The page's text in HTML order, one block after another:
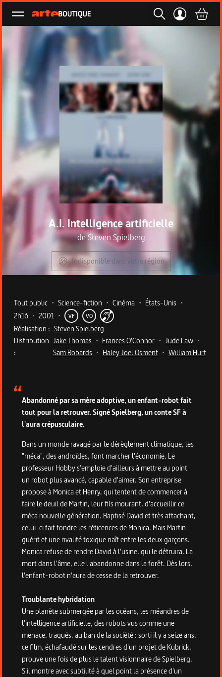
Ouvrir le menu
A.I. Intelligence artificielle
deSteven Spielberg
Indisponible dans votre région
Metadata du programme
Tout public • Science-fiction • Cinéma • États-Unis •
2h16 • 2001 • VF VO
Réalisation : Steven Spielberg
Distribution
:
Jake Thomas • Frances O'Connor • Jude Law •
Sam Robards • Haley Joel Osment • William Hurt
Abandonné par sa mère adoptive, un enfant-robot fait
tout pour la retrouver. Signé Spielberg, un conte SF à
l'aura crépusculaire.
Dans un monde ravagé par le dérèglement climatique, les
"méca", des androïdes, font marcher l'économie. Le
professeur Hobby s’emploie d'ailleurs à mettre au point
un robot plus avancé, capable d'aimer. Son entreprise
propose à Monica et Henry, qui tentent de commencer à
faire le deuil de Martin, leur fils mourant, d'accueillir ce
méca nouvelle génération. Baptisé David et très attachant,
celui-ci fait fondre les réticences de Monica. Mais Martin
guérit et une rivalité toxique naît entre les deux garçons.
Monica refuse de rendre David à l'usine, qui le détruira. La
mort dans l'âme, elle l'abandonne dans la forêt. Dès lors,
l'enfant-robot n'aura de cesse de la retrouver.
Troublante hybridation
Une planète submergée par les océans, les méandres de
l'intelligence artificielle, des robots vus comme une
menace, traqués, au ban de la société : sorti il y a seize ans,
ce film, échafaudé sur les cendres d'un projet de Kubrick,
prouve une fois de plus le talent visionnaire de Spielberg.
S'il montre avec subtilité à quel point la présence d'un